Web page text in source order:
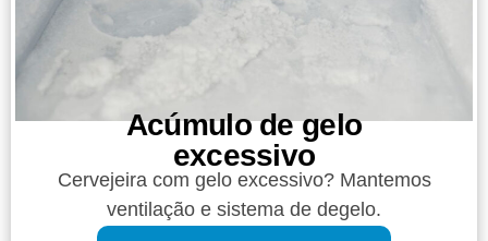
Acúmulo de gelo
excessivo
Cervejeira com gelo excessivo? Mantemos
ventilação e sistema de degelo.